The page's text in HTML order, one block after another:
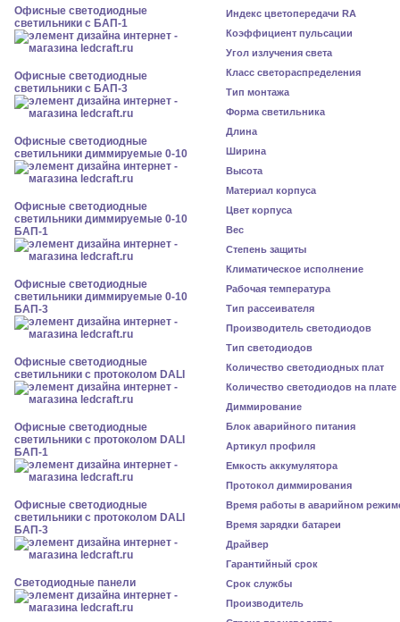
Офисные светодиодные
светильники с БАП-1
Офисные светодиодные
светильники с БАП-3
Офисные светодиодные
светильники диммируемые 0-10
Офисные светодиодные
светильники диммируемые 0-10
БАП-1
Офисные светодиодные
светильники диммируемые 0-10
БАП-3
Офисные светодиодные
светильники с протоколом DALI
Офисные светодиодные
светильники с протоколом DALI
БАП-1
Офисные светодиодные
светильники с протоколом DALI
БАП-3
Cветодиодные панели
Индекс цветопередачи RA
Коэффициент пульсации
Угол излучения света
Класс светораспределения
Тип монтажа
Форма светильника
Длина
Ширина
Высота
Материал корпуса
Цвет корпуса
Вес
Степень защиты
Климатическое исполнение
Рабочая температура
Тип рассеивателя
Производитель светодиодов
Тип светодиодов
Количество светодиодных плат
Количество светодиодов на плате
Диммирование
Блок аварийного питания
Артикул профиля
Емкость аккумулятора
Протокол диммирования
Время работы в аварийном
Время зарядки батареи
Драйвер
Гарантийный срок
Срок службы
Производитель